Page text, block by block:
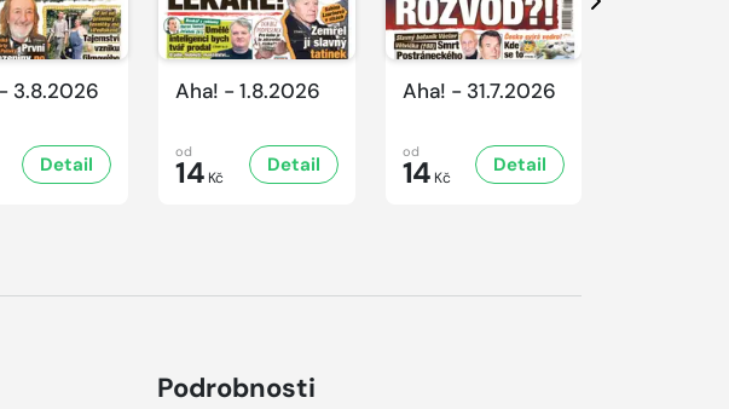
3.8.2026
Detail
Aha! - 1.8.2026
od
14 Kč
Detail
Aha! - 31.7.2026
od
14 Kč
Detail
Další
Podrobnosti